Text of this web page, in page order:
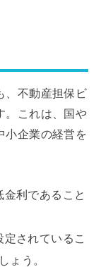
、不動産担保ビ
。これは、国や
小企業の経営を
利であること
されているこ
ょう。